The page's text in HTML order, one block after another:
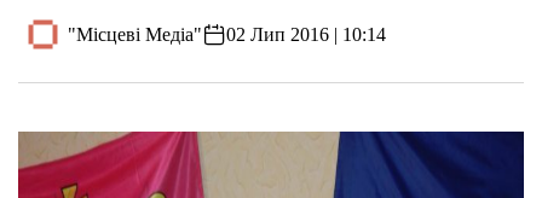
"Місцеві Медіа" 02 Лип 2016 | 10:14